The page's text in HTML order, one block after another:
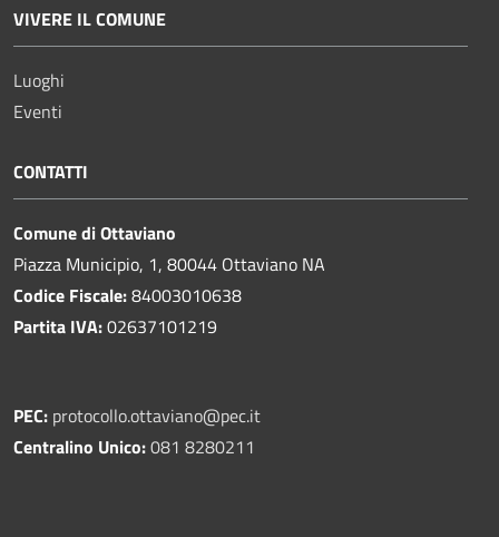
VIVERE IL COMUNE
Luoghi
Eventi
CONTATTI
Comune di Ottaviano
Piazza Municipio, 1, 80044 Ottaviano NA
Codice Fiscale:84003010638
Partita IVA:02637101219
PEC: protocollo.ottaviano@pec.it
Centralino Unico:081 8280211